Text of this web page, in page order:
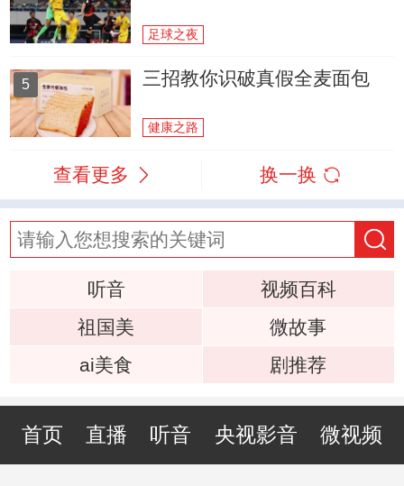
足球之夜
5 三招教你识破真假全麦面包
健康之路
查看更多 换一换
听音
视频百科
祖国美
微故事
ai美食
剧推荐
首页 直播 听音 央视影音 微视频